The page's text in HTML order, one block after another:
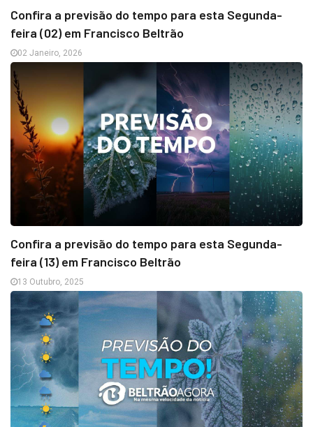
Confira a previsão do tempo para esta Segunda-
feira (02) em Francisco Beltrão
02 Janeiro, 2026
Confira a previsão do tempo para esta Segunda-
feira (13) em Francisco Beltrão
13 Outubro, 2025